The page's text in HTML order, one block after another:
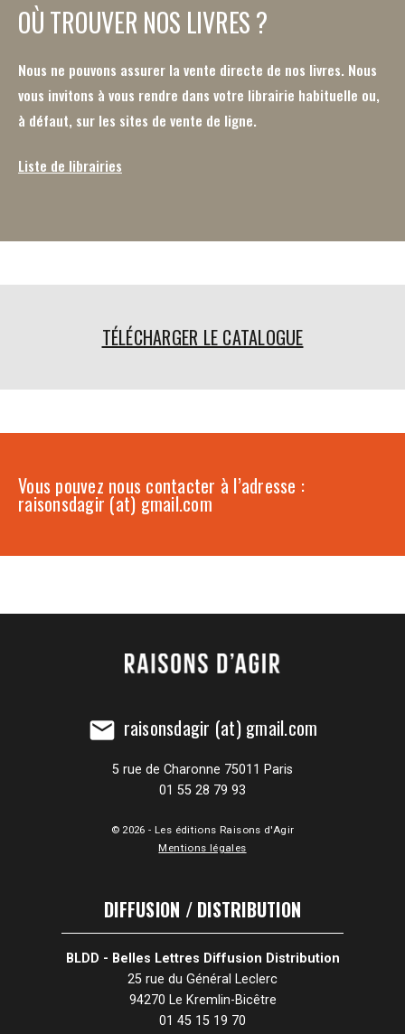
OÙ TROUVER NOS LIVRES ?
Nous ne pouvons assurer la vente directe de nos livres. Nous
vous invitons à vous rendre dans votre librairie habituelle ou,
à défaut, sur les sites de vente de ligne.
Liste de librairies
TÉLÉCHARGER LE CATALOGUE
Vous pouvez nous contacter à l’adresse :
raisonsdagir (at) gmail.com
mail raisonsdagir (at) gmail.com
5 rue de Charonne 75011 Paris
01 55 28 79 93
© 2026 - Les éditions Raisons d'Agir
Mentions légales
DIFFUSION / DISTRIBUTION
BLDD - Belles Lettres Diffusion Distribution
25 rue du Général Leclerc
94270 Le Kremlin-Bicêtre
01 45 15 19 70